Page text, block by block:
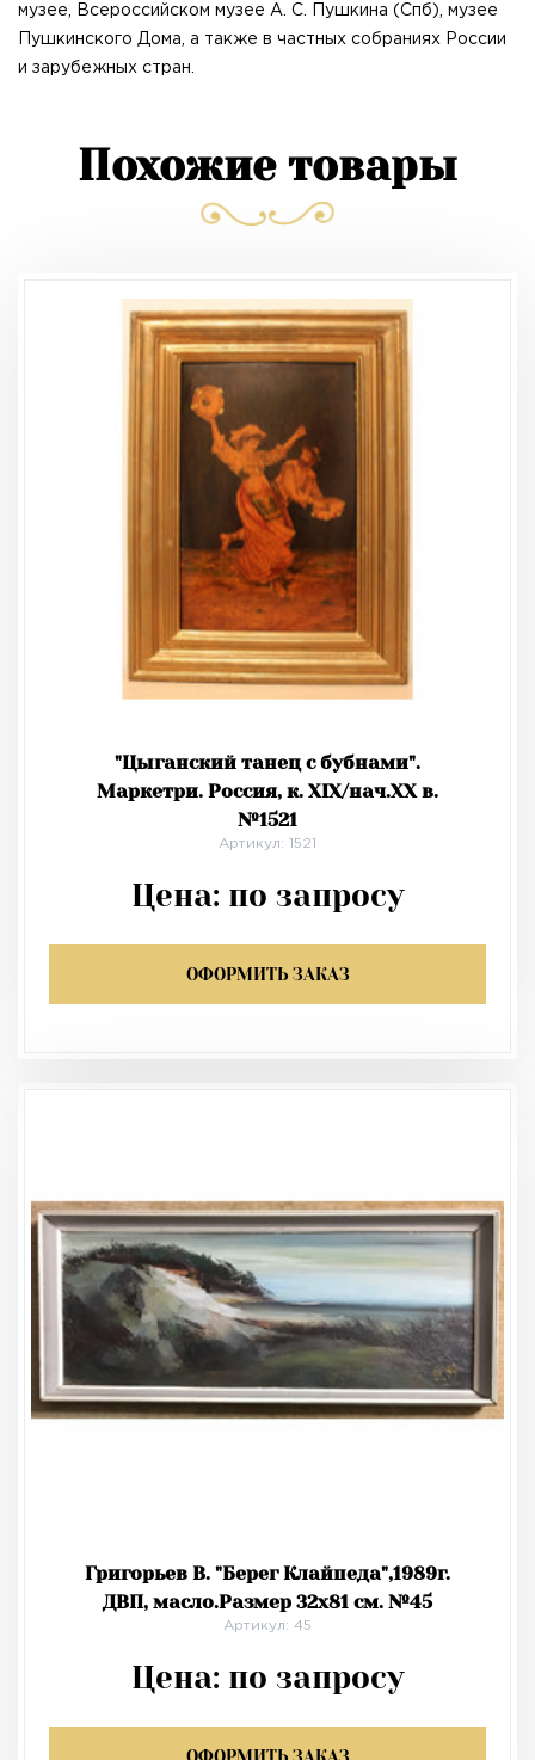
музее, Всероссийском музее А. С. Пушкина (Спб), музее
Пушкинского Дома, а также в частных собраниях России
и зарубежных стран.
Похожие товары
"Цыганский танец с бубнами".
Маркетри. Россия, к. XIX/нач.XX в.
№1521
Артикул: 1521
Цена: по запросу
ОФОРМИТЬ ЗАКАЗ
Григорьев В. "Берег Клайпеда",1989г.
ДВП, масло.Размер 32х81 см. №45
Артикул: 45
Цена: по запросу
ОФОРМИТЬ ЗАКАЗ